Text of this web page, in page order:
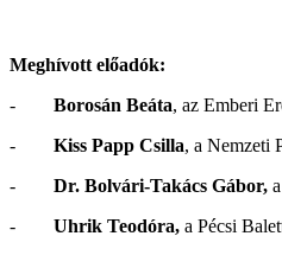
Meghívott előadók:
- Borosán Beáta, az Emberi
- Kiss Papp Csilla, a Nemzeti
- Dr. Bolvári-Takács Gábor,
- Uhrik Teodóra, a Pécsi